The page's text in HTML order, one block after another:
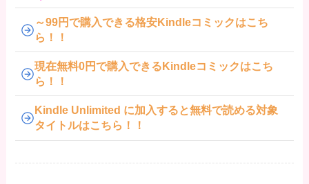
～99円で購入できる格安Kindleコミックはこち
ら！！
現在無料0円で購入できるKindleコミックはこち
ら！！
Kindle Unlimited に加入すると無料で読める対象
タイトルはこちら！！